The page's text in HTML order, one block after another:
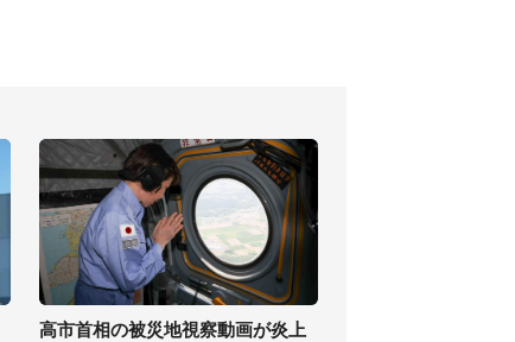
高市首相の被災地視察動画が炎上